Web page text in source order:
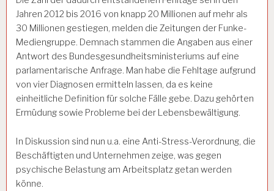
Jahren 2012 bis 2016 von knapp 20 Millionen auf mehr als
30 Millionen gestiegen, melden die Zeitungen der Funke-
Mediengruppe. Demnach stammen die Angaben aus einer
Antwort des Bundesgesundheitsministeriums auf eine
parlamentarische Anfrage. Man habe die Fehltage aufgrund
von vier Diagnosen ermitteln lassen, da es keine
einheitliche Definition für solche Fälle gebe. Dazu gehörten
Ermüdung sowie Probleme bei der Lebensbewältigung.
In Diskussion sind nun u.a. eine Anti-Stress-Verordnung, die
Beschäftigten und Unternehmen zeige, was gegen
psychische Belastung am Arbeitsplatz getan werden
könne.